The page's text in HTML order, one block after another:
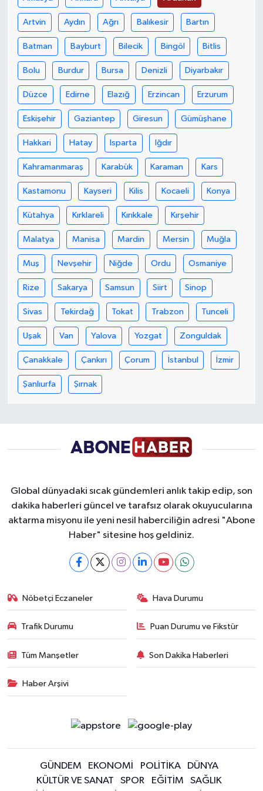
Artvin Aydın Ağrı Balıkesir Bartın
Batman Bayburt Bilecik Bingöl Bitlis
Bolu Burdur Bursa Denizli Diyarbakır
Düzce Edirne Elazığ Erzincan Erzurum
Eskişehir Gaziantep Giresun Gümüşhane
Hakkari Hatay Isparta Iğdır
Kahramanmaraş Karabük Karaman Kars
Kastamonu Kayseri Kilis Kocaeli Konya
Kütahya Kırklareli Kırıkkale Kırşehir
Malatya Manisa Mardin Mersin Muğla
Muş Nevşehir Niğde Ordu Osmaniye
Rize Sakarya Samsun Siirt Sinop
Sivas Tekirdağ Tokat Trabzon Tunceli
Uşak Van Yalova Yozgat Zonguldak
Çanakkale Çankırı Çorum İstanbul İzmir
Şanlıurfa Şırnak
Global dünyadaki sıcak gündemleri anlık takip edip, son
dakika haberleri güncel ve tarafsız olarak okuyucularına
aktarma misyonu ile yeni nesil haberciliğin adresi "Abone
Haber" sitesine hoş geldiniz.
Nöbetçi Eczaneler Hava Durumu
Trafik Durumu Puan Durumu ve Fikstür
Tüm Manşetler Son Dakika Haberleri
Haber Arşivi
GÜNDEM EKONOMİ POLİTİKA
DÜNYA
KÜLTÜR VE SANAT
SPOR EĞİTİM
SAĞLIK
Yaşam
Yerel
AboneHaber Özel